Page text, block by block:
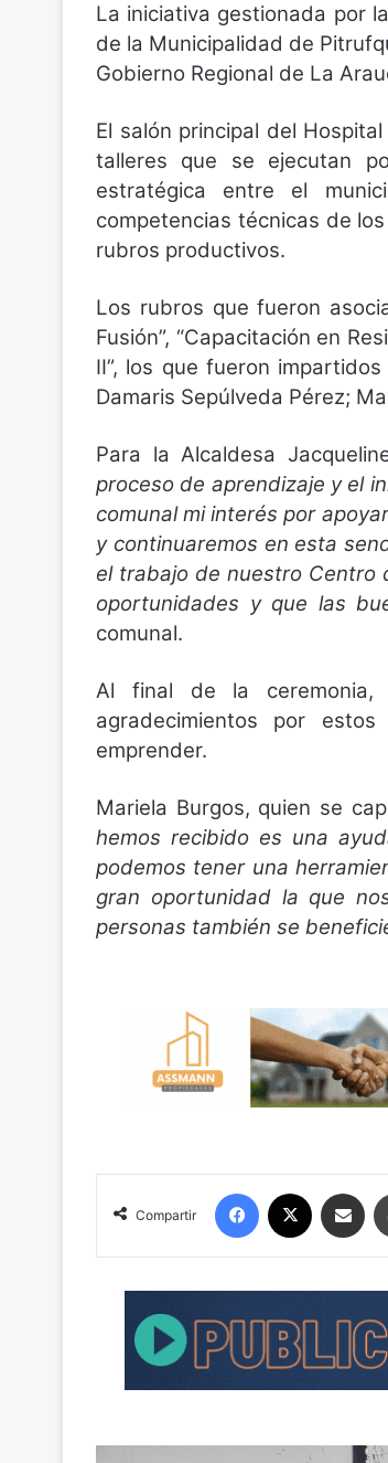
La iniciativa gestionada por
de la Municipalidad de
Gobierno Regional de La
El salón principal del
talleres que se ejecutan
estratégica entre el
competencias técnicas de
rubros productivos.
Los rubros que fueron
Fusión”, “Capacitación en
II”, los que fueron
Damaris Sepúlveda Pérez;
Para la Alcaldesa
proceso de aprendizaje y el
comunal mi interés por
y continuaremos en esta
el trabajo de nuestro Centro
oportunidades y que las
comunal.
Al final de la ceremonia,
agradecimientos por
emprender.
Mariela Burgos, quien se
hemos recibido es una
podemos tener una
gran oportunidad la que
personas también se
Compartir